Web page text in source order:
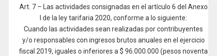
Art. 7 – Las actividades consignadas en el artículo 6 del Anexo
I de la ley tarifaria 2020, conforme a lo siguiente:
Cuando las actividades sean realizadas por contribuyentes
y/o responsables con ingresos brutos anuales en el ejercicio
fiscal 2019, iguales o inferiores a $ 96.000.000 (pesos noventa